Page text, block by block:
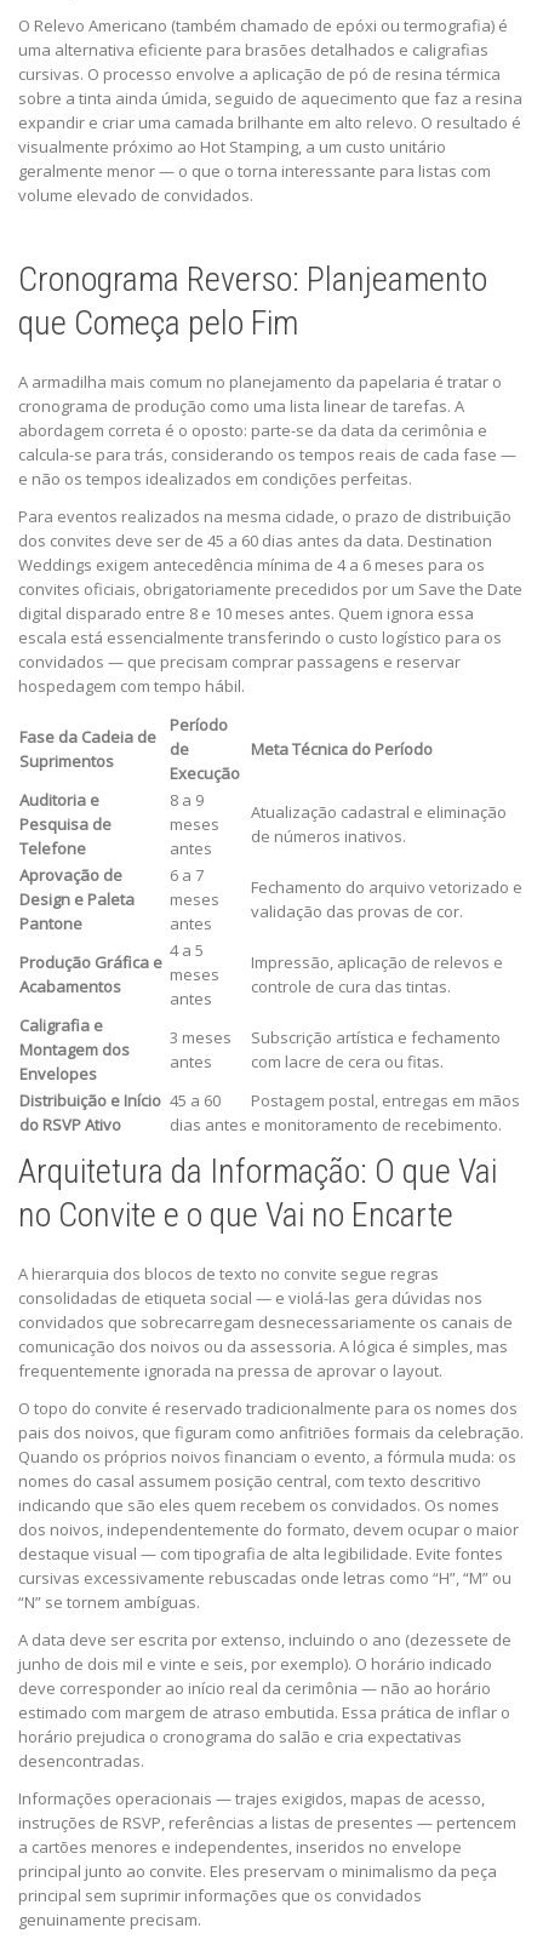
O Relevo Americano (também chamado de epóxi ou termografia) é
uma alternativa eficiente para brasões detalhados e caligrafias
cursivas. O processo envolve a aplicação de pó de resina térmica
sobre a tinta ainda úmida, seguido de aquecimento que faz a resina
expandir e criar uma camada brilhante em alto relevo. O resultado é
visualmente próximo ao Hot Stamping, a um custo unitário
geralmente menor — o que o torna interessante para listas com
volume elevado de convidados.
Cronograma Reverso: Planjeamento
que Começa pelo Fim
A armadilha mais comum no planejamento da papelaria é tratar o
cronograma de produção como uma lista linear de tarefas. A
abordagem correta é o oposto: parte-se da data da cerimônia e
calcula-se para trás, considerando os tempos reais de cada fase —
e não os tempos idealizados em condições perfeitas.
Para eventos realizados na mesma cidade, o prazo de distribuição
dos convites deve ser de 45 a 60 dias antes da data. Destination
Weddings exigem antecedência mínima de 4 a 6 meses para os
convites oficiais, obrigatoriamente precedidos por um Save the Date
digital disparado entre 8 e 10 meses antes. Quem ignora essa
escala está essencialmente transferindo o custo logístico para os
convidados — que precisam comprar passagens e reservar
hospedagem com tempo hábil.
Fase da Cadeia de
Suprimentos
Período
de
Execução
Meta Técnica do Período
Auditoria e
Pesquisa de
Telefone
8 a 9
meses
antes
Atualização cadastral e eliminação
de números inativos.
Aprovação de
Design e Paleta
Pantone
6 a 7
meses
antes
Fechamento do arquivo vetorizado e
validação das provas de cor.
Produção Gráfica e
Acabamentos
4 a 5
meses
antes
Impressão, aplicação de relevos e
controle de cura das tintas.
Caligrafia e
Montagem dos
Envelopes
3 meses
antes
Subscrição artística e fechamento
com lacre de cera ou fitas.
Distribuição e Início
do RSVP Ativo
45 a 60
dias antes
Postagem postal, entregas em mãos
e monitoramento de recebimento.
Arquitetura da Informação: O que Vai
no Convite e o que Vai no Encarte
A hierarquia dos blocos de texto no convite segue regras
consolidadas de etiqueta social — e violá-las gera dúvidas nos
convidados que sobrecarregam desnecessariamente os canais de
comunicação dos noivos ou da assessoria. A lógica é simples, mas
frequentemente ignorada na pressa de aprovar o layout.
O topo do convite é reservado tradicionalmente para os nomes dos
pais dos noivos, que figuram como anfitriões formais da celebração.
Quando os próprios noivos financiam o evento, a fórmula muda: os
nomes do casal assumem posição central, com texto descritivo
indicando que são eles quem recebem os convidados. Os nomes
dos noivos, independentemente do formato, devem ocupar o maior
destaque visual — com tipografia de alta legibilidade. Evite fontes
cursivas excessivamente rebuscadas onde letras como “H”, “M” ou
“N” se tornem ambíguas.
A data deve ser escrita por extenso, incluindo o ano (dezessete de
junho de dois mil e vinte e seis, por exemplo). O horário indicado
deve corresponder ao início real da cerimônia — não ao horário
estimado com margem de atraso embutida. Essa prática de inflar o
horário prejudica o cronograma do salão e cria expectativas
desencontradas.
Informações operacionais — trajes exigidos, mapas de acesso,
instruções de RSVP, referências a listas de presentes — pertencem
a cartões menores e independentes, inseridos no envelope
principal junto ao convite. Eles preservam o minimalismo da peça
principal sem suprimir informações que os convidados
genuinamente precisam.